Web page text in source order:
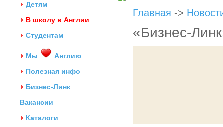
Детям
В школу в Англии
Студентам
Мы
Англию
Полезная инфо
Бизнес-Линк
Вакансии
Каталоги
Главная ->
«Бизнес-